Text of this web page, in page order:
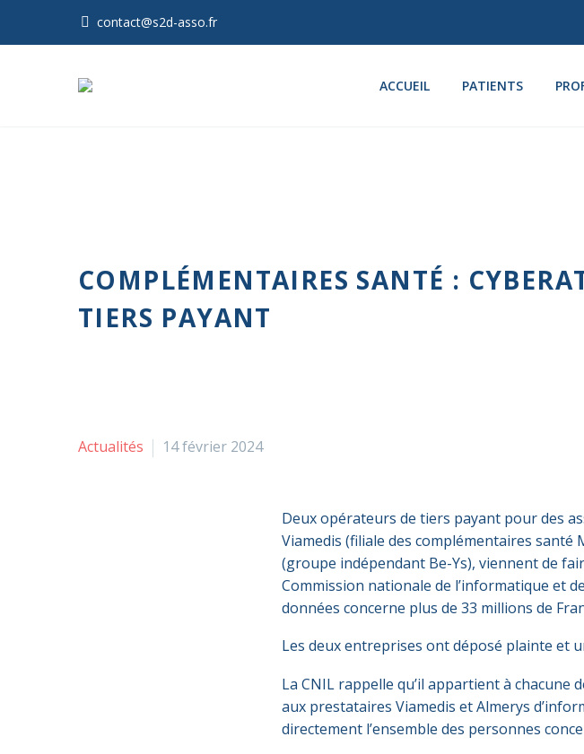
contact@s2d-asso.fr
ACCUEIL PATIENTS
COMPLÉMENTAIRES SANTÉ :
TIERS PAYANT
Actualités 14 février 2024
Deux opérateurs de tiers payant pour des
Viamedis (filiale des complémentaires santé
(groupe indépendant Be-Ys), viennent de
Commission nationale de l’informatique et
données concerne plus de 33 millions de
Les deux entreprises ont déposé plainte et
La CNIL rappelle qu’il appartient à chacune
aux prestataires Viamedis et Almerys
directement l’ensemble des personnes